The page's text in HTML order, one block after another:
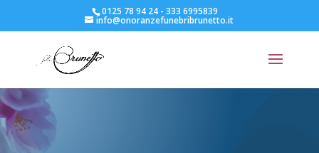
0125 78 94 24 - 333 6995839
info@onoranzefunebribrunetto.it